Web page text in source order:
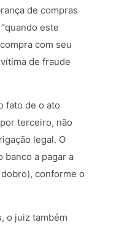
de compras
este
com seu
de fraude
fato de o ato
terceiro, não
legal. O
banco a pagar a
conforme o
o juiz também